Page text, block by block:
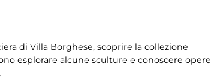
di Villa Borghese, scoprire la collezione
esplorare alcune sculture e conoscere opere